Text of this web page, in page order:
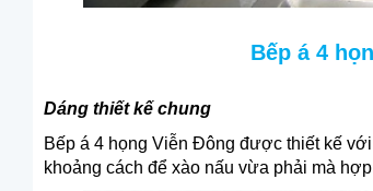
Bếp á 4
Dáng thiết kế chung
Bếp á 4 họng Viễn Đông được thiết kế
khoảng cách để xào nấu vừa phải mà